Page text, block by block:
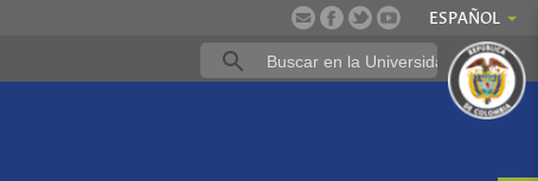
ESPAÑOL